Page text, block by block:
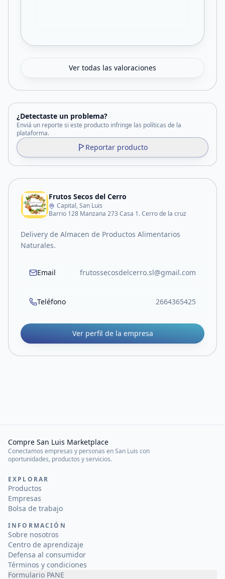
Ver todas las valoraciones
¿Detectaste un problema?
Enviá un reporte si este producto infringe las políticas de la
plataforma.
Reportar producto
Frutos Secos del Cerro
Capital, San Luis
Barrio 128 Manzana 273 Casa 1. Cerro de la cruz
Delivery de Almacen de Productos Alimentarios
Naturales.
Email frutossecosdelcerro.sl@gmail.com
Teléfono 2664365425
Ver perfil de la empresa
Compre San Luis Marketplace
Conectamos empresas y personas en San Luis con
oportunidades, productos y servicios.
EXPLORAR
Productos
Empresas
Bolsa de trabajo
INFORMACIÓN
Sobre nosotros
Centro de aprendizaje
Defensa al consumidor
Términos y condiciones
Formulario PANE